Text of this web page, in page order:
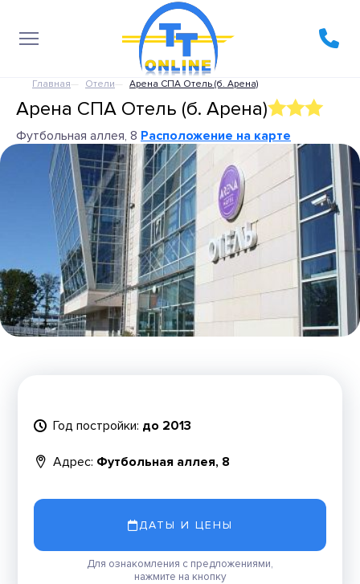
Главная Отели Арена СПА Отель (б. Арена)
Арена СПА Отель (б. Арена)
Футбольная аллея, 8 Расположение на карте
Год постройки: до 2013
Адрес: Футбольная аллея, 8
ДАТЫ И ЦЕНЫ
Для ознакомления с предложениями,
нажмите на кнопку